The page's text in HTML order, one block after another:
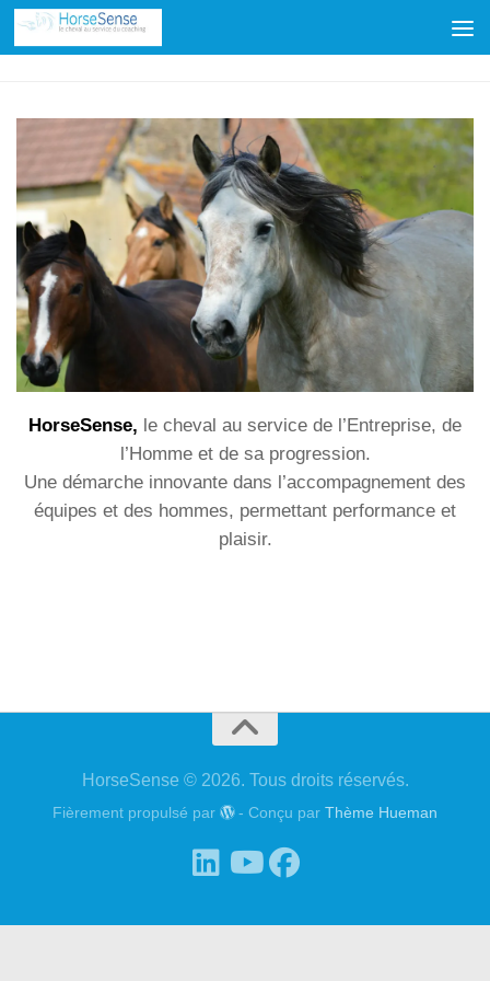
Skip to content
HorseSense, le cheval au service de l’Entreprise, de
l’Homme et de sa progression.
Une démarche innovante dans l’accompagnement des
équipes et des hommes, permettant performance et
plaisir.
HorseSense © 2026. Tous droits réservés.
Fièrement propulsé par - Conçu parThème Hueman